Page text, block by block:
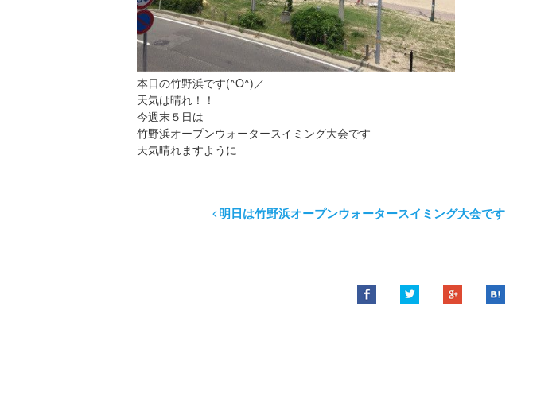
本日の竹野浜です(^O^)／
天気は晴れ！！
今週末５日は
竹野浜オープンウォータースイミング大会です
天気晴れますように
明日は竹野浜オープンウォータースイミング大会です